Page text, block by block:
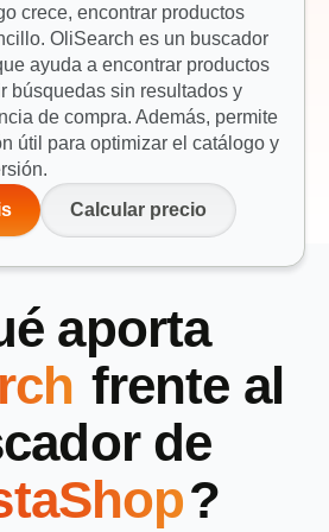
crece, encontrar productos
OliSearch es un buscador
ayuda a encontrar productos
búsquedas sin resultados y
de compra. Además, permite
útil para optimizar el catálogo y
Calcular precio
aporta
frente al
de
?